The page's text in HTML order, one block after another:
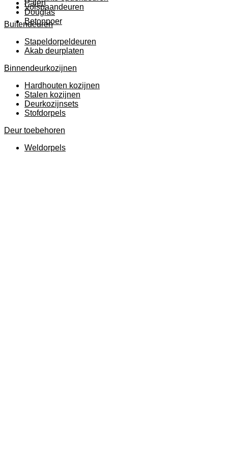
Palen
Douglas
Betonpoer
Volspaandeuren
Buitendeuren
Stapeldorpeldeuren
Akab deurplaten
Binnendeurkozijnen
Hardhouten kozijnen
Stalen kozijnen
Deurkozijnsets
Stofdorpels
Deur toebehoren
Weldorpels